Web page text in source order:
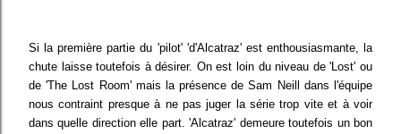
Si la première partie du 'pilot' 'd'Alcatraz' est enthousiasmante, la
chute laisse toutefois à désirer. On est loin du niveau de 'Lost' ou
de 'The Lost Room' mais la présence de Sam Neill dans l'équipe
nous contraint presque à ne pas juger la série trop vite et à voir
dans quelle direction elle part. 'Alcatraz' demeure toutefois un bon